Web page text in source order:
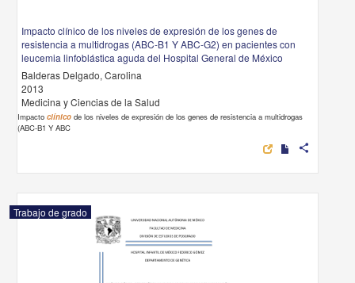
Impacto clínico de los niveles de expresión de los genes de
resistencia a multidrogas (ABC-B1 Y ABC-G2) en pacientes con
leucemia linfoblástica aguda del Hospital General de México
Balderas Delgado, Carolina
2013
Medicina y Ciencias de la Salud
Impactoclínico de los niveles de expresión de los genes de resistencia a multidrogas
(ABC-B1 Y ABC
share
Trabajo de grado